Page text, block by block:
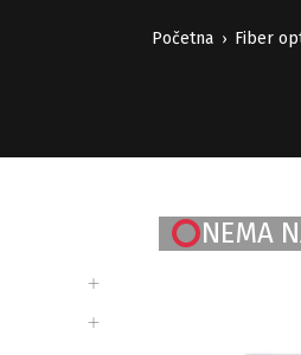
Početna › Fiber
NEMA